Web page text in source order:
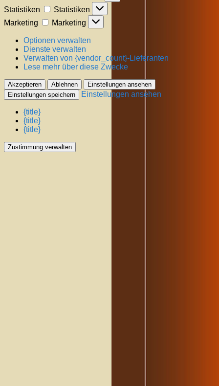
Statistiken
Statistiken
Marketing
Marketing
Optionen verwalten
Dienste verwalten
Verwalten von {vendor_count}-Lieferanten
Lese mehr über diese Zwecke
Akzeptieren Ablehnen
Einstellungen ansehen
Einstellungen speichern
Einstellungen ansehen
{title}
{title}
{title}
Zustimmung verwalten